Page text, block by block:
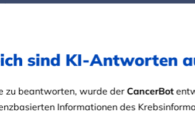
Brustkrebs ein wichtiger Teil ihrer
Abnahme der Brust, notwendig ist oder
Faktoren ab.
die Brust nachgebildet werden? Und
Patientinnen rechnen? Einen Überblick
sind KI-Antworten
zu beantworten, wurde der CancerBot
Informationen des